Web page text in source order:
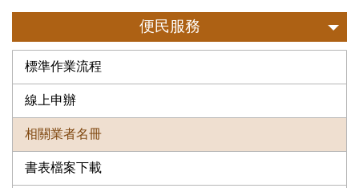
便民服務
標準作業流程
線上申辦
相關業者名冊
書表檔案下載